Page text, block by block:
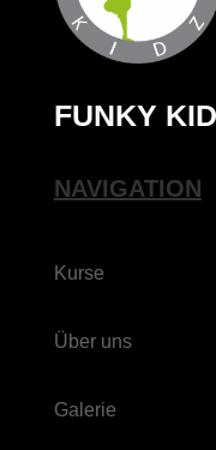
FUNKY
NAVIGATION
Kurse
Über uns
Galerie